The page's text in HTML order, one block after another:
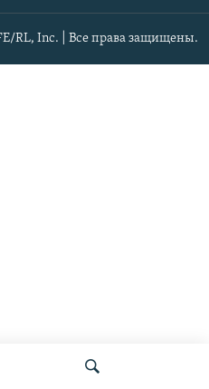
RL, Inc. | Все права защищены.